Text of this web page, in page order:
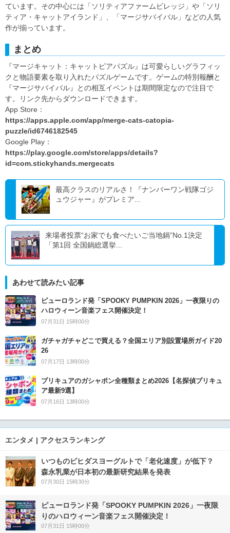
ています。その中心には「ソリティアファームビレッジ」や「ソリ
ティア・キャットアイランド」、「マージサバイバル」などの人気
作が揃っています。
まとめ
『マージキャット：キャットピアパズル』は可愛らしいグラフィッ
クと物語要素を取り入れたパズルゲームです。ゲームの特別報酬と
『マージサバイバル』との相互イベントは期間限定なので注目で
す。リンク先からダウンロードできます。
App Store：
https://apps.apple.com/app/merge-cats-catopia-
puzzle/id6746182545
Google Play：
https://play.google.com/store/apps/details?
id=com.stickyhands.mergecats
最高クラスのリアルさ！『ナンバーワン戦隊ゴジ
ュウジャー』がプレミア...
来場者投票“お家でも食べたいご当地鍋”No.1決定
「第1回 全国鍋総選挙...
あわせて読みたい記事
ピューロランド発「SPOOKY PUMPKIN 2026」一夜限りの
ハロウィーン音楽フェス開催決定！
07月31日 15時00分
ガチャガチャどこで買える？全国エリア別設置場所ガイド20
26
07月17日 13時00分
プリキュアのガシャポン全種類まとめ2026【名探偵プリキュ
ア最新9選】
07月16日 13時00分
エンタメ | アクセスランキング
いつものビヒダスヨーグルトで「老化速度」が低下？
森永乳業が日本初の最新研究結果を発表
07月30日 15時30分
ピューロランド発「SPOOKY PUMPKIN 2026」一夜限
りのハロウィーン音楽フェス開催決定！
07月31日 15時00分